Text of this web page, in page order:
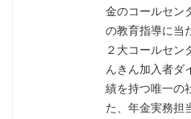
金のコールセン
の教育指導に当
２大コールセン
んきん加入者ダ
績を持つ唯一の
た、年金実務担